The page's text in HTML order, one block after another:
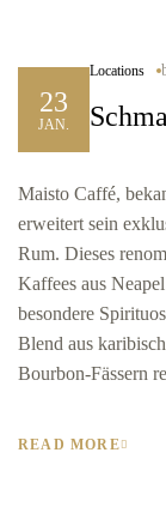
23
JAN.
Locations
Maisto Caffé,
erweitert sein
Rum. Dieses
Kaffees aus
besondere
Blend aus
Bourbon-Fässern
READ MORE